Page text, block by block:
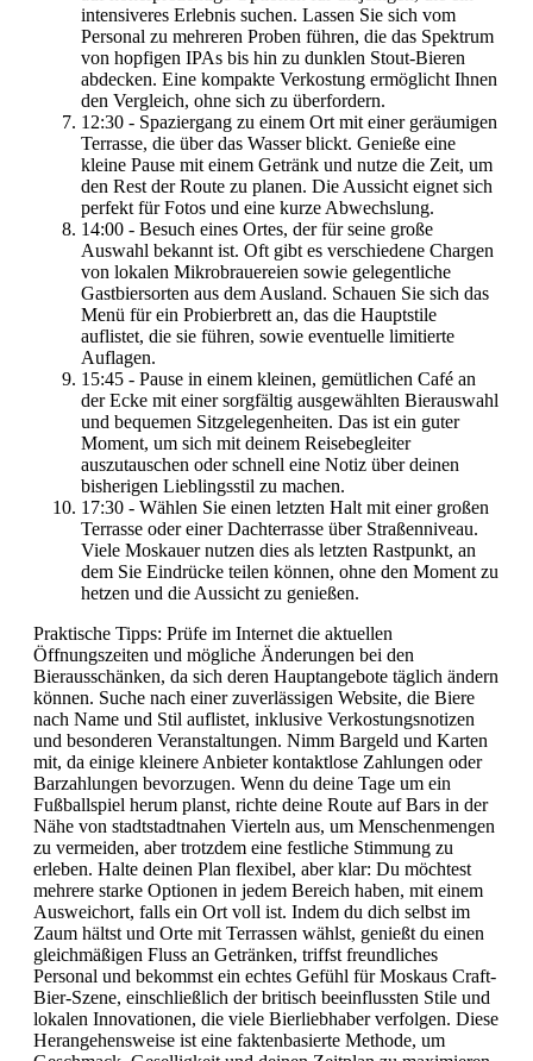
intensiveres Erlebnis suchen. Lassen Sie sich vom
Personal zu mehreren Proben führen, die das Spektrum
von hopfigen IPAs bis hin zu dunklen Stout-Bieren
abdecken. Eine kompakte Verkostung ermöglicht Ihnen
den Vergleich, ohne sich zu überfordern.
12:30 - Spaziergang zu einem Ort mit einer geräumigen
Terrasse, die über das Wasser blickt. Genieße eine
kleine Pause mit einem Getränk und nutze die Zeit, um
den Rest der Route zu planen. Die Aussicht eignet sich
perfekt für Fotos und eine kurze Abwechslung.
14:00 - Besuch eines Ortes, der für seine große
Auswahl bekannt ist. Oft gibt es verschiedene Chargen
von lokalen Mikrobrauereien sowie gelegentliche
Gastbiersorten aus dem Ausland. Schauen Sie sich das
Menü für ein Probierbrett an, das die Hauptstile
auflistet, die sie führen, sowie eventuelle limitierte
Auflagen.
15:45 - Pause in einem kleinen, gemütlichen Café an
der Ecke mit einer sorgfältig ausgewählten Bierauswahl
und bequemen Sitzgelegenheiten. Das ist ein guter
Moment, um sich mit deinem Reisebegleiter
auszutauschen oder schnell eine Notiz über deinen
bisherigen Lieblingsstil zu machen.
17:30 - Wählen Sie einen letzten Halt mit einer großen
Terrasse oder einer Dachterrasse über Straßenniveau.
Viele Moskauer nutzen dies als letzten Rastpunkt, an
dem Sie Eindrücke teilen können, ohne den Moment zu
hetzen und die Aussicht zu genießen.
Praktische Tipps: Prüfe im Internet die aktuellen
Öffnungszeiten und mögliche Änderungen bei den
Bierausschänken, da sich deren Hauptangebote täglich ändern
können. Suche nach einer zuverlässigen Website, die Biere
nach Name und Stil auflistet, inklusive Verkostungsnotizen
und besonderen Veranstaltungen. Nimm Bargeld und Karten
mit, da einige kleinere Anbieter kontaktlose Zahlungen oder
Barzahlungen bevorzugen. Wenn du deine Tage um ein
Fußballspiel herum planst, richte deine Route auf Bars in der
Nähe von stadtstadtnahen Vierteln aus, um Menschenmengen
zu vermeiden, aber trotzdem eine festliche Stimmung zu
erleben. Halte deinen Plan flexibel, aber klar: Du möchtest
mehrere starke Optionen in jedem Bereich haben, mit einem
Ausweichort, falls ein Ort voll ist. Indem du dich selbst im
Zaum hältst und Orte mit Terrassen wählst, genießt du einen
gleichmäßigen Fluss an Getränken, triffst freundliches
Personal und bekommst ein echtes Gefühl für Moskaus Craft-
Bier-Szene, einschließlich der britisch beeinflussten Stile und
lokalen Innovationen, die viele Bierliebhaber verfolgen. Diese
Herangehensweise ist eine faktenbasierte Methode, um